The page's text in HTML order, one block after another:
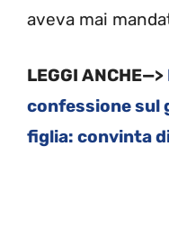
aveva mai
LEGGI ANCHE—>
confessione sul
figlia: convinta